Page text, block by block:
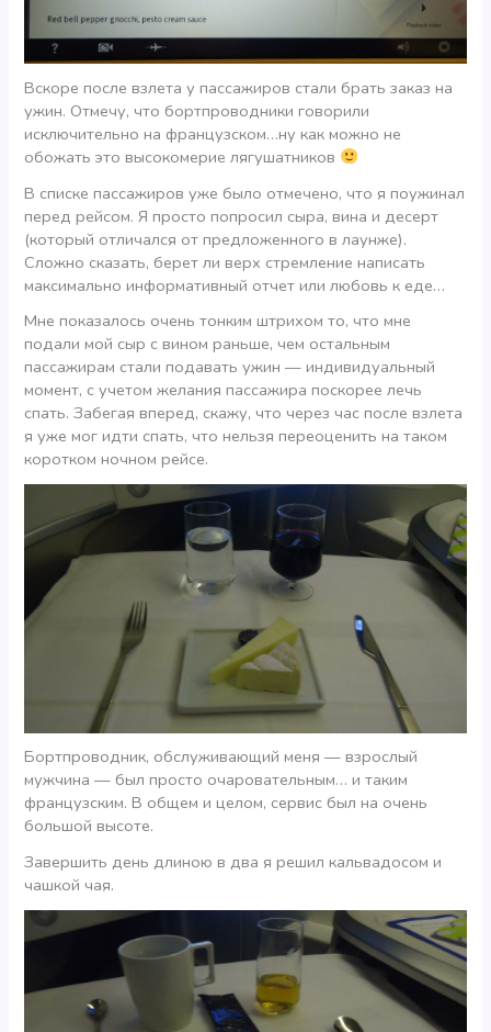
Вскоре после взлета у пассажиров стали брать заказ на
ужин. Отмечу, что бортпроводники говорили
исключительно на французском…ну как можно не
обожать это высокомерие лягушатников
В списке пассажиров уже было отмечено, что я поужинал
перед рейсом. Я просто попросил сыра, вина и десерт
(который отличался от предложенного в лаунже).
Сложно сказать, берет ли верх стремление написать
максимально информативный отчет или любовь к еде…
Мне показалось очень тонким штрихом то, что мне
подали мой сыр с вином раньше, чем остальным
пассажирам стали подавать ужин — индивидуальный
момент, с учетом желания пассажира поскорее лечь
спать. Забегая вперед, скажу, что через час после взлета
я уже мог идти спать, что нельзя переоценить на таком
коротком ночном рейсе.
Бортпроводник, обслуживающий меня — взрослый
мужчина — был просто очаровательным… и таким
французским. В общем и целом, сервис был на очень
большой высоте.
Завершить день длиною в два я решил кальвадосом и
чашкой чая.